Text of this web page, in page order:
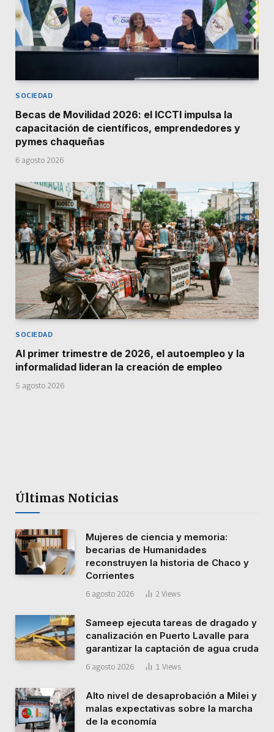
SOCIEDAD
Becas de Movilidad 2026: el ICCTI impulsa la
capacitación de científicos, emprendedores y
pymes chaqueñas
6 agosto 2026
SOCIEDAD
Al primer trimestre de 2026, el autoempleo y la
informalidad lideran la creación de empleo
5 agosto 2026
Últimas Noticias
Mujeres de ciencia y memoria:
becarias de Humanidades
reconstruyen la historia de Chaco y
Corrientes
6 agosto 2026 2 Views
Sameep ejecuta tareas de dragado y
canalización en Puerto Lavalle para
garantizar la captación de agua cruda
6 agosto 2026 1 Views
Alto nivel de desaprobación a Milei y
malas expectativas sobre la marcha
de la economía